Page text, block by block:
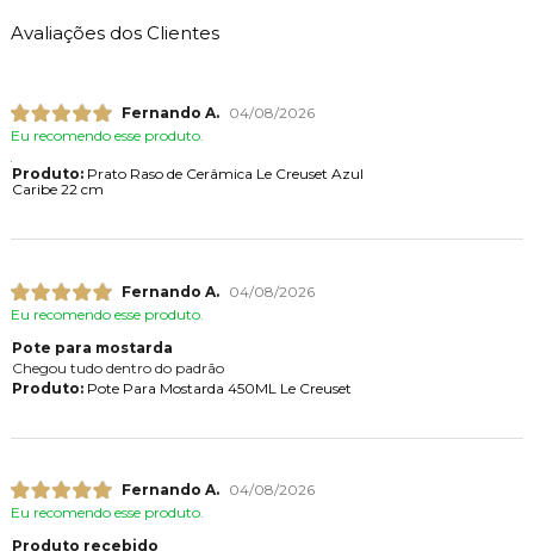
Avaliações dos Clientes
Fernando A.
04/08/2026
Eu recomendo esse produto.
Produto:Prato Raso de Cerâmica Le Creuset Azul
Caribe 22 cm
Fernando A.
04/08/2026
Eu recomendo esse produto.
Pote para mostarda
Chegou tudo dentro do padrão
Produto:Pote Para Mostarda 450ML Le Creuset
Fernando A.
04/08/2026
Eu recomendo esse produto.
Produto recebido